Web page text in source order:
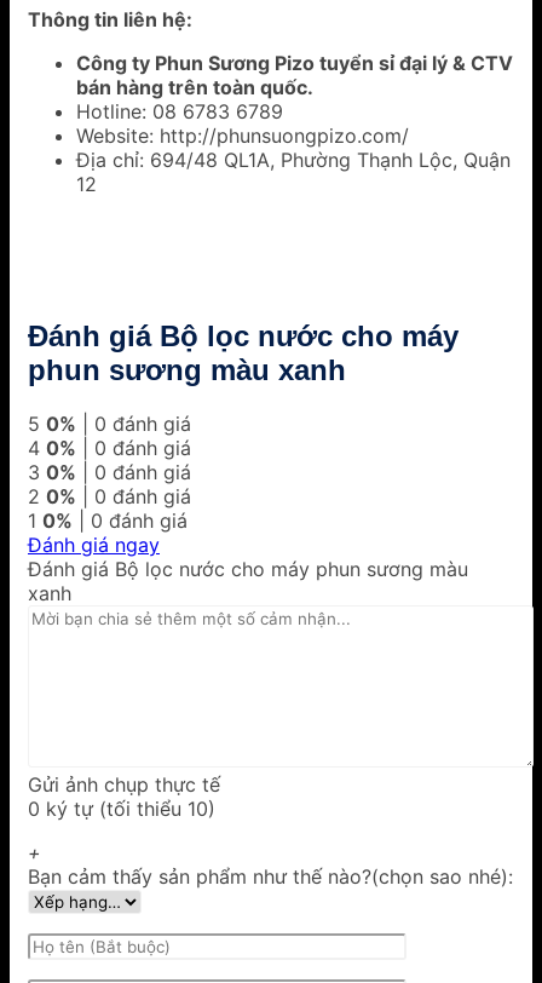
Thông tin liên hệ:
Công ty Phun Sương Pizo tuyển sỉ đại lý & CTV
bán hàng trên toàn quốc.
Hotline: 08 6783 6789
Website: http://phunsuongpizo.com/
Địa chỉ: 694/48 QL1A, Phường Thạnh Lộc, Quận
12
Đánh giá Bộ lọc nước cho máy
phun sương màu xanh
5 0% | 0 đánh giá
4 0% | 0 đánh giá
3 0% | 0 đánh giá
2 0% | 0 đánh giá
1 0% | 0 đánh giá
Đánh giá ngay
Đánh giá Bộ lọc nước cho máy phun sương màu
xanh
Gửi ảnh chụp thực tế
0 ký tự (tối thiểu 10)
+
Bạn cảm thấy sản phẩm như thế nào?(chọn sao nhé):